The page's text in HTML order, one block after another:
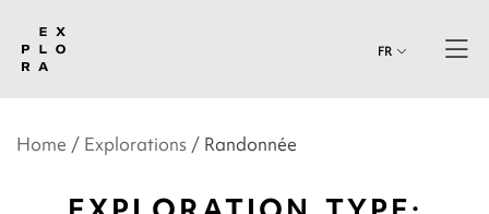
FR
Home Explorations Randonnée